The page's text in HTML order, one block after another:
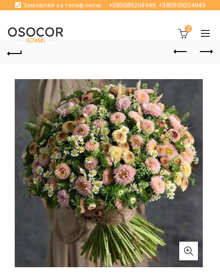
Замовляй за телефоном: +380689204949,+380959204949
0